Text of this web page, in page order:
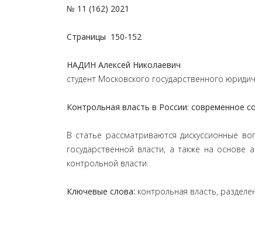
№ 11 (162) 2021
Страницы 150-152
НАДИН Алексей Николаевич
студент Московского государственного
Контрольная власть в России: современное
В статье рассматриваются дискуссионные
государственной власти, а также на основе
контрольной власти.
Ключевые слова: контрольная власть,